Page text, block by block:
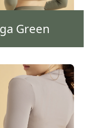
Green